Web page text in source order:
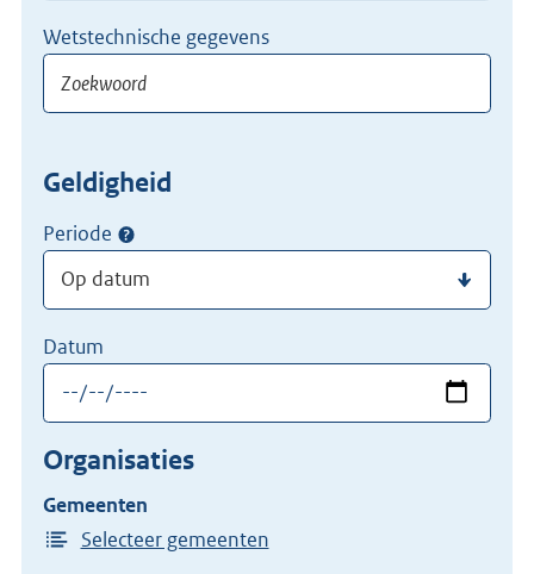
Wetstechnische gegevens
Geldigheid
Periode
Datum
Organisaties
Gemeenten
Selecteer gemeenten